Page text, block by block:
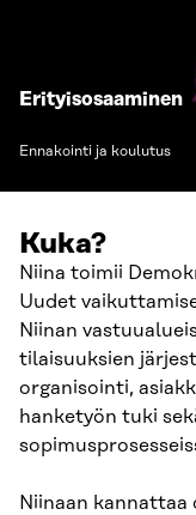
Erityisosaaminen
Ennakointi ja koulutus
Kuka?
Niina toimii
Uudet
Niinan
tilaisuuksien
organisointi,
hanketyön tuki
Niinaan kannattaa